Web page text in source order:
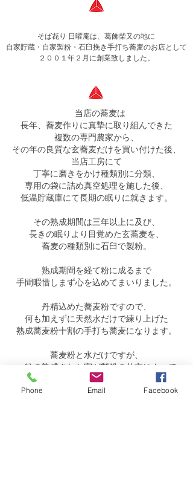
そば㐂り 日曜庵は、葛飾柴又の地に
自家貯蔵・自家製粉・石臼挽き手打ち蕎麦のお店として
２００１年２月に創業致しました。
当店の蕎麦は
長年、蕎麦作りに真摯に取り組んできた
複数の専門農家から、
その年の良質な玄蕎麦だけを買い付けた後、
当店工房にて
丁寧に磨きをかけ種類別に分類、
専用の袋に詰め真空処理を施した後、
低温貯蔵庫にて長期の眠りに就きます。
その熟成期間は三年以上に及び、
長きの眠りより目覚めた玄蕎麦を、
蕎麦の種類別に石臼で製粉。
熟成期間を経て粉に成るまで
手間暇惜しまず心を込めてまいりました。
丹精込めた蕎麦粉ですので、
何も加えずに天然水だけで練り上げた
熟成蕎麦粉十割の手打ち蕎麦になります。
蕎麦粉と水だけですが、
一粒の熟成された実が製粉の仕方によって
それぞれ全く違った表情を出してくれます。
Phone Email Facebook